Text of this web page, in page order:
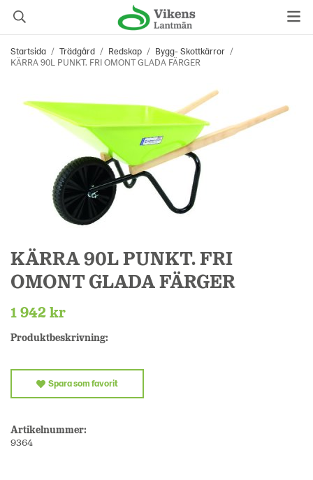
Startsida / Trädgård / Redskap / Bygg- Skottkärror /
KÄRRA 90L PUNKT. FRI OMONT GLADA FÄRGER
KÄRRA 90L PUNKT. FRI
OMONT GLADA FÄRGER
1 942 kr
Produktbeskrivning:
Spara som favorit
Artikelnummer:
9364